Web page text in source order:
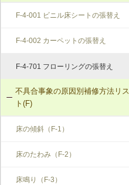
F-4-001 ビニル床シートの張替え
F-4-002 カーペットの張替え
F-4-701 フローリングの張替え
不具合事象の原因別補修方法リス
ト(F)
床の傾斜（F-1）
床のたわみ（F-2）
床鳴り（F-3）